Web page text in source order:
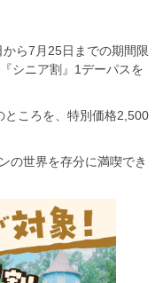
ら7月25日までの期間限
シニア割』1デーパスを
ところを、特別価格2,500
の世界を存分に満喫でき